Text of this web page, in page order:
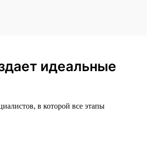
идеальные
в которой все этапы